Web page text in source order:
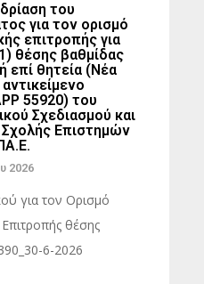
του
για τον ορισμό
επιτροπής για
θέσης βαθμίδας
επί θητεία (Νέα
55920) του
Σχεδιασμού και
Σχολής Επιστημών
2026
για τον Ορισμό
θέσης
6-2026